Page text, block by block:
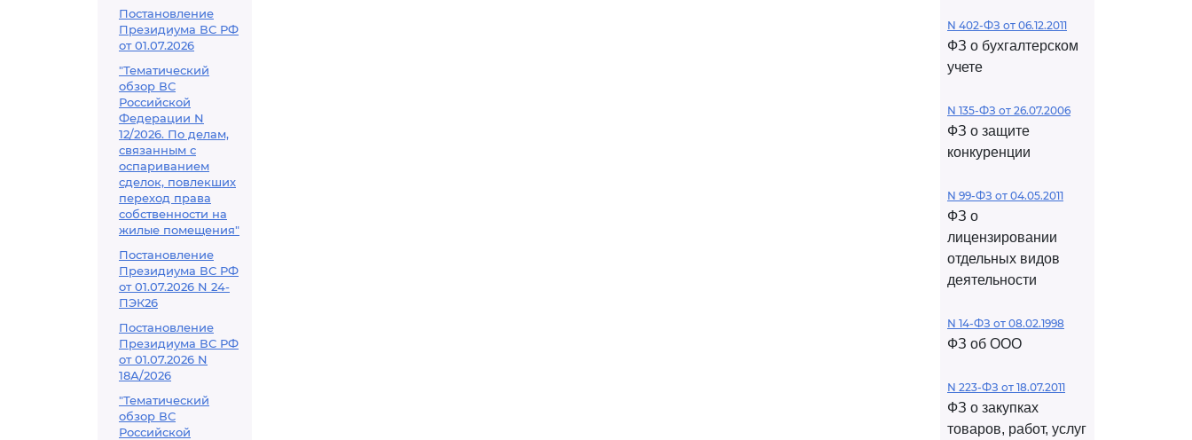
Постановление
Президиума ВС РФ
от 01.07.2026
"Тематический
обзор ВС
Российской
Федерации N
12/2026. По делам,
связанным с
оспариванием
сделок, повлекших
переход права
собственности на
жилые помещения"
Постановление
Президиума ВС РФ
от 01.07.2026 N 24-
ПЭК26
Постановление
Президиума ВС РФ
от 01.07.2026 N
18А/2026
"Тематический
обзор ВС
Российской
N 402-ФЗ от 06.12.2011
ФЗ о бухгалтерском
учете
N 135-ФЗ от 26.07.2006
ФЗ о защите
конкуренции
N 99-ФЗ от 04.05.2011
ФЗ о
лицензировании
отдельных видов
деятельности
N 14-ФЗ от 08.02.1998
ФЗ об ООО
N 223-ФЗ от 18.07.2011
ФЗ о закупках
товаров, работ, услуг